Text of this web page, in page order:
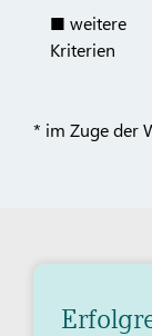
■ weitere
Kriterien
* im Zuge der